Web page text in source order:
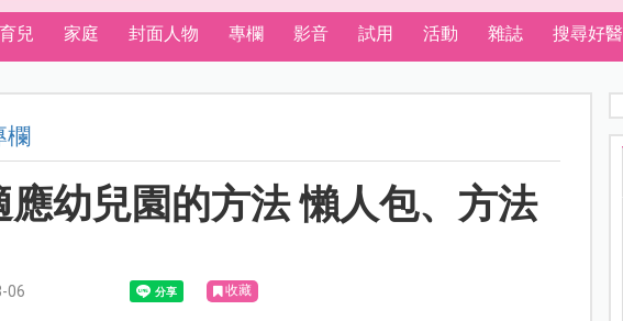
育兒 家庭 封面人物 專欄 影音 試用 活動 雜誌 搜尋好
欄
幼兒園的方法 懶人包、方法
06 收藏